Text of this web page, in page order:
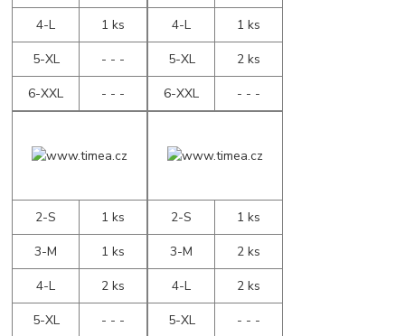
4-L
1 ks
5-XL
- - -
6-XXL
- - -
4-L
1 ks
5-XL
2 ks
6-XXL
- - -
2-S
1 ks
3-M
1 ks
4-L
2 ks
5-XL
- - -
2-S
1 ks
3-M
2 ks
4-L
2 ks
5-XL
- - -